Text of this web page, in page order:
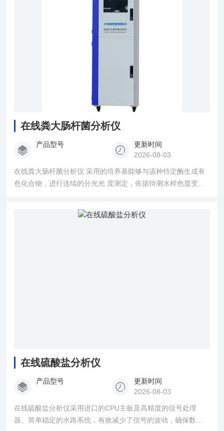
在线粪大肠杆菌分析仪
产品型号
更新时间
2026-08-03
在线粪大肠杆菌分析仪 采用的培养基能够与该种特定酶生成有
色化合物，进行连续的分光光 度测定，依据待测水样色度变化
在线硫酸盐分析仪
产品型号
更新时间
2026-08-03
在线硫酸盐分析仪采用进口的CPU主板及高精度的信号处理
器、简单稳定的水路系统，有效减少了信号的波动，确保数据